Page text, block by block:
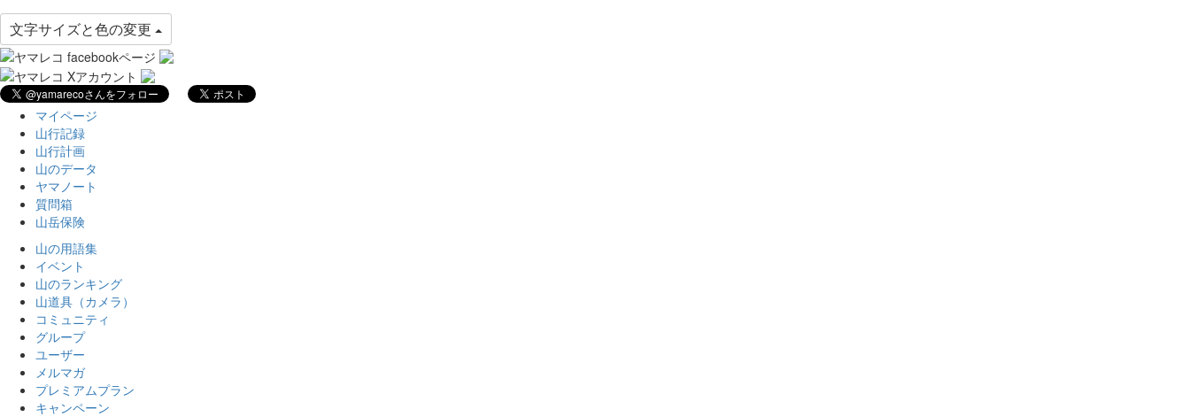
文字サイズと色の変更
マイページ
山行記録
山行計画
山のデータ
ヤマノート
質問箱
山岳保険
山の用語集
イベント
山のランキング
山道具（カメラ）
コミュニティ
グループ
ユーザー
メルマガ
プレミアムプラン
キャンペーン